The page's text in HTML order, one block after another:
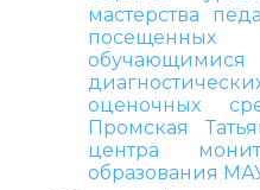
мастерства
посещенных
оценочных
Промская
центра
образования